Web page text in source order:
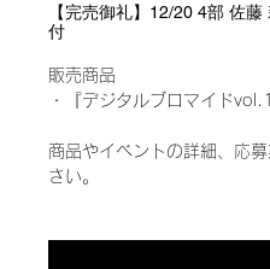
【完売御礼】12/20 4部 佐
付
販売商品
・『デジタルブロマイド
商品やイベントの詳細、応
さい。